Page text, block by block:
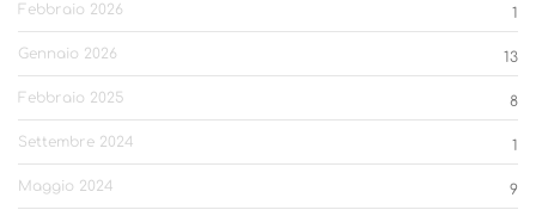
Febbraio 2026 1
Gennaio 2026 13
Febbraio 2025 8
Settembre 2024 1
Maggio 2024 9